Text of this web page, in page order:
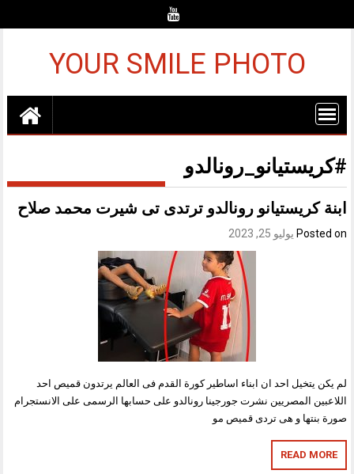
YOUR SMILE PHOTO
#كريستيانو_رونالدو
ابنة كريستيانو رونالدو ترتدى تى شيرت محمد صلاح
Posted on يوليو 25, 2023
لم يكن يتخيل احد ان ابناء اساطير كورة القدم فى العالم يرتدون قميص احد
اللاعبين المصريين نشرت جورجينا رونالدو على حسابها الرسمى على الانستجرام
صورة بنتها و هى تردى قميص مو
READ MORE